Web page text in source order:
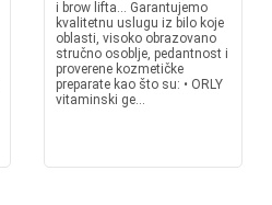
i brow lifta... Garantujemo
kvalitetnu uslugu iz bilo koje
oblasti, visoko obrazovano
stručno osoblje, pedantnost i
proverene kozmetičke
preparate kao što su: • ORLY
vitaminski ge...